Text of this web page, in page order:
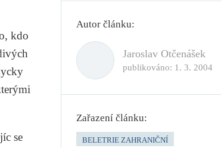
kdo
se
Autor článku:
Jaroslav Otčenášek
publikováno: 1. 3. 2004
Zařazení článku:
BELETRIE ZAHRANIČNÍ